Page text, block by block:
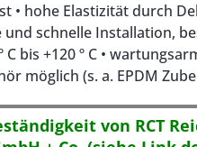
• hohe Elastizität durch
und schnelle Installation,
C bis +120 º C •
möglich (s. a. EPDM
von RCT